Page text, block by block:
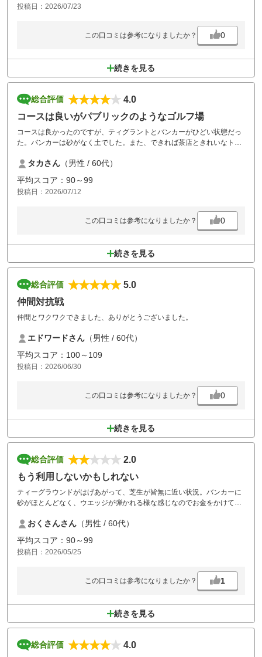
投稿日：2026/07/23
この口コミは参考になりましたか？ 0
続きを見る
総合評価
4.0
コースは良いがパブリックのようなゴルフ場
コースは良かったのですが、ティグラントとバンカーがひどい状態だっ
た。バンカーは砂がなく土でした。また、できれば茶店ときれいなトイ
タカさん （男性 / 60代）
平均スコア：90～99
投稿日：2026/07/12
この口コミは参考になりましたか？ 0
続きを見る
総合評価
5.0
仲間対抗戦
仲間とワクワクできました、ありがとうございました。
エドワードさん （男性 / 60代）
平均スコア：100～109
投稿日：2026/06/30
この口コミは参考になりましたか？ 0
続きを見る
総合評価
2.0
もう利用しないかもしれない
ティーグラウンドがはげあがって、芝生が皆無に近い状況。バンカーに
砂がほとんどなく、ウエッジが弾かれる様な感じなのでお金をかけて整
日曜日だから多少はやむを得ないと思うが、アウトスタートで10分遅れ
だったが、2番ホールで10分待ち、さらに3番ホールで20分待ちハーフ終
了で3時間かかりました。
帽子を着用しないプレーヤーも多数見かけ、マーシャルカーの導入やマ
おくさんさん （男性 / 60代）
平均スコア：90～99
投稿日：2026/05/25
この口コミは参考になりましたか？ 1
続きを見る
総合評価 4.0